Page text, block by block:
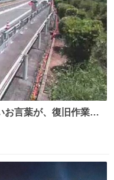
お言葉が、復旧作業に
ります。ありがとうご